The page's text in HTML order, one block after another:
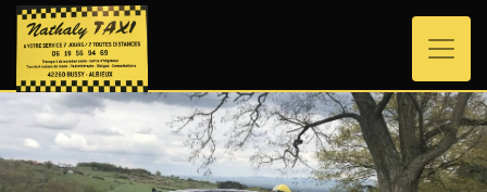
Panneau de gestion des cookies